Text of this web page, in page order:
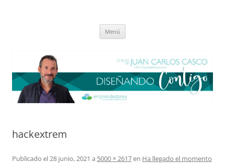
Menú
hackextrem
Publicado el28 junio, 2021 a 5000 × 2617en Ha llegado el momento